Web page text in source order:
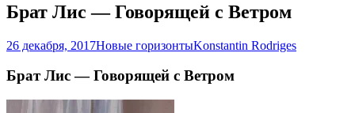
Брат Лис — Говорящей с Ветром
26 декабря, 2017Новые горизонтыKonstantin Rodriges
Брат Лис — Говорящей с Ветром